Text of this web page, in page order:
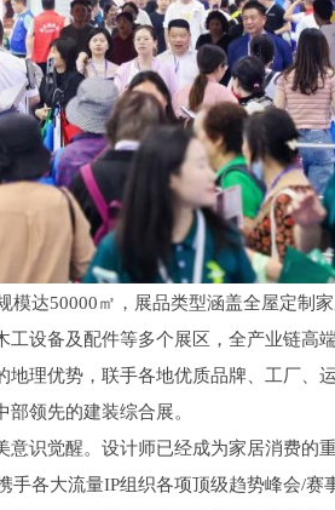
模达50000㎡，展品类型涵盖全屋定制
工设备及配件等多个展区，全产业链
地理优势，联手各地优质品牌、工厂、
领先的建装综合展。
意识觉醒。设计师已经成为家居消费的重
手各大流量IP组织各项顶级趋势峰会/